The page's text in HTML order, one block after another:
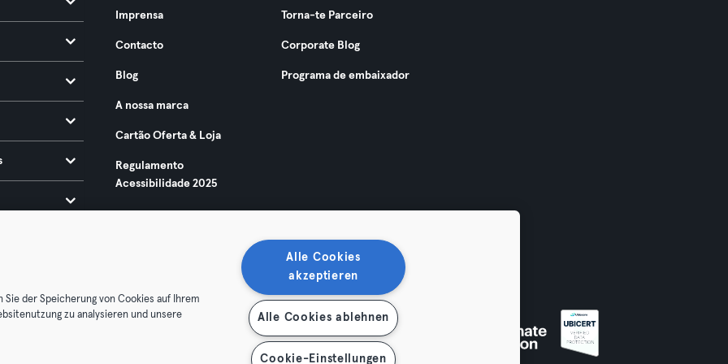
Imprensa
Contacto
Blog
A nossa marca
Cartão Oferta & Loja
Regulamento
Acessibilidade 2025
Torna-te Parceiro
Corporate Blog
Programa de embaixador
Rescindir contratos aqui
der Speicherung von Cookies auf Ihrem
zu analysieren und unsere
Alle Cookies
akzeptieren
Alle Cookies ablehnen
Cookie-Einstellungen